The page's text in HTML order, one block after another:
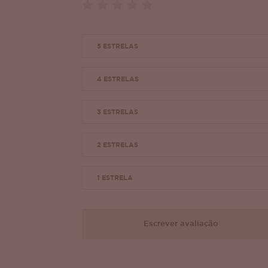
5 ESTRELAS
4 ESTRELAS
3 ESTRELAS
2 ESTRELAS
1 ESTRELA
Escrever avaliação